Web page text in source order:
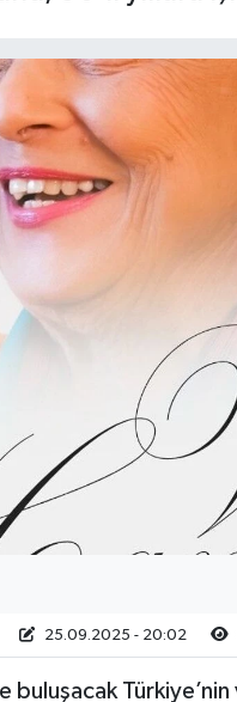
25.09.2025 - 20:02
buluşacak Türkiye’nin